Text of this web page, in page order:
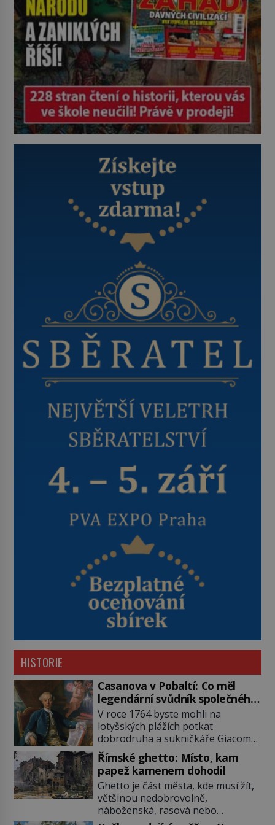
HISTORIE
Casanova v Pobaltí: Co měl
legendární svůdník společného
se svobodnými zednáři?
V roce 1764 byste mohli na
lotyšských plážích potkat
dobrodruha a sukničkáře Giacoma
Casanovu. Jeho cesta k Baltskému
moři však nebyla turistickým
výletem, ale ryze pracovní cestou
se zištnými úmysly. Jaký cíl
Casanova sledoval, když se
například procházel uličkami
Římské ghetto: Místo, kam
papež kamenem dohodil
Ghetto je část města, kde musí žít,
většinou nedobrovolně,
náboženská, rasová nebo